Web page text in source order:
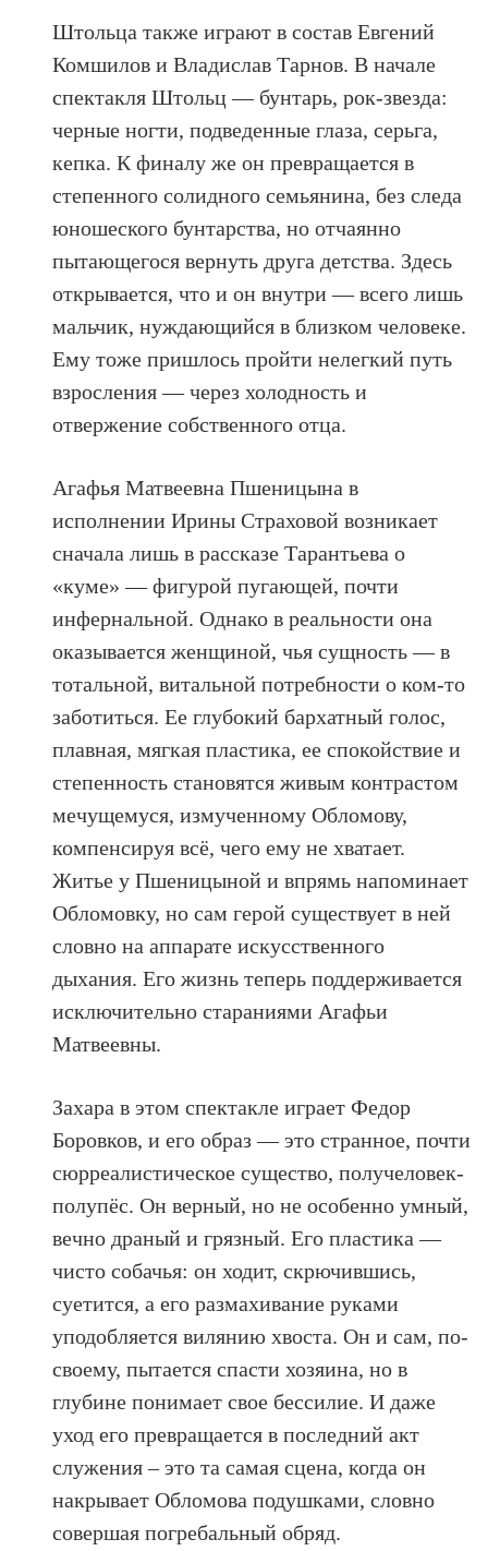
Штольца также играют в состав Евгений
Комшилов и Владислав Тарнов. В начале
спектакля Штольц — бунтарь, рок-звезда:
черные ногти, подведенные глаза, серьга,
кепка. К финалу же он превращается в
степенного солидного семьянина, без следа
юношеского бунтарства, но отчаянно
пытающегося вернуть друга детства. Здесь
открывается, что и он внутри — всего лишь
мальчик, нуждающийся в близком человеке.
Ему тоже пришлось пройти нелегкий путь
взросления — через холодность и
отвержение собственного отца.
Агафья Матвеевна Пшеницына в
исполнении Ирины Страховой возникает
сначала лишь в рассказе Тарантьева о
«куме» — фигурой пугающей, почти
инфернальной. Однако в реальности она
оказывается женщиной, чья сущность — в
тотальной, витальной потребности о ком-то
заботиться. Ее глубокий бархатный голос,
плавная, мягкая пластика, ее спокойствие и
степенность становятся живым контрастом
мечущемуся, измученному Обломову,
компенсируя всё, чего ему не хватает.
Житье у Пшеницыной и впрямь напоминает
Обломовку, но сам герой существует в ней
словно на аппарате искусственного
дыхания. Его жизнь теперь поддерживается
исключительно стараниями Агафьи
Матвеевны.
Захара в этом спектакле играет Федор
Боровков, и его образ — это странное, почти
сюрреалистическое существо, получеловек-
полупёс. Он верный, но не особенно умный,
вечно драный и грязный. Его пластика —
чисто собачья: он ходит, скрючившись,
суетится, а его размахивание руками
уподобляется вилянию хвоста. Он и сам, по-
своему, пытается спасти хозяина, но в
глубине понимает свое бессилие. И даже
уход его превращается в последний акт
служения – это та самая сцена, когда он
накрывает Обломова подушками, словно
совершая погребальный обряд.